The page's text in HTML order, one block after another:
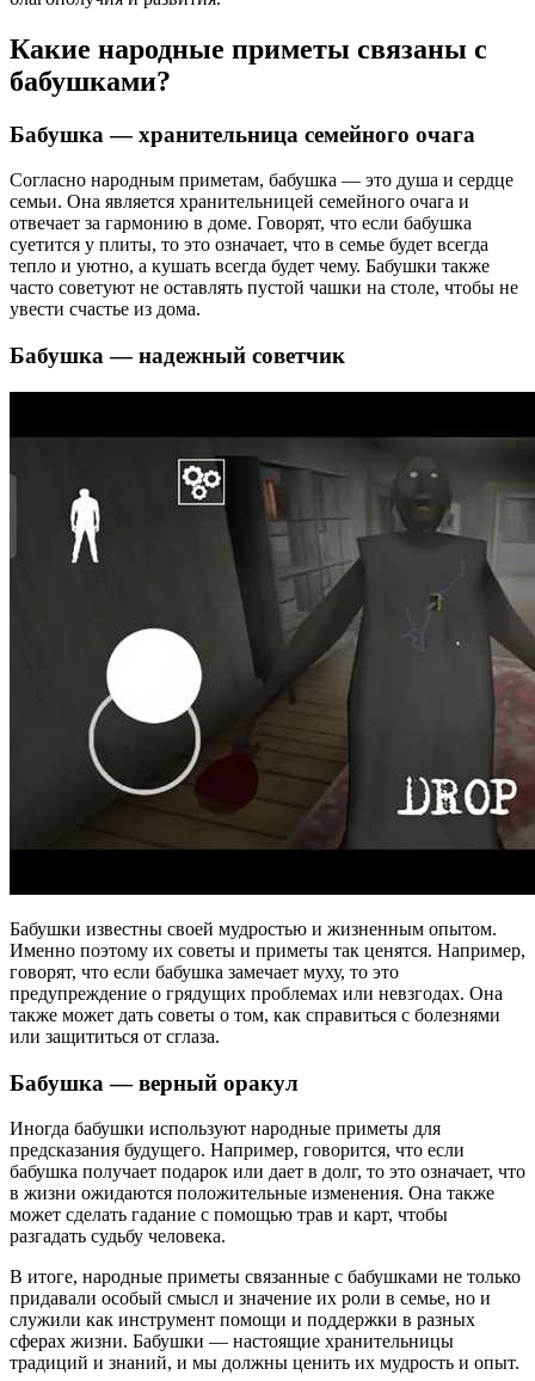
Какие народные приметы связаны с
бабушками?
Бабушка — хранительница семейного очага
Согласно народным приметам, бабушка — это душа и сердце
семьи. Она является хранительницей семейного очага и
отвечает за гармонию в доме. Говорят, что если бабушка
суетится у плиты, то это означает, что в семье будет всегда
тепло и уютно, а кушать всегда будет чему. Бабушки также
часто советуют не оставлять пустой чашки на столе, чтобы не
увести счастье из дома.
Бабушка — надежный советчик
Бабушки известны своей мудростью и жизненным опытом.
Именно поэтому их советы и приметы так ценятся. Например,
говорят, что если бабушка замечает муху, то это
предупреждение о грядущих проблемах или невзгодах. Она
также может дать советы о том, как справиться с болезнями
или защититься от сглаза.
Бабушка — верный оракул
Иногда бабушки используют народные приметы для
предсказания будущего. Например, говорится, что если
бабушка получает подарок или дает в долг, то это означает, что
в жизни ожидаются положительные изменения. Она также
может сделать гадание с помощью трав и карт, чтобы
разгадать судьбу человека.
В итоге, народные приметы связанные с бабушками не только
придавали особый смысл и значение их роли в семье, но и
служили как инструмент помощи и поддержки в разных
сферах жизни. Бабушки — настоящие хранительницы
традиций и знаний, и мы должны ценить их мудрость и опыт.